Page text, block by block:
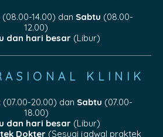
(08.00-14.00) dan Sabtu (08.00-
12.00)
dan hari besar(Libur)
KLINIK
(07.00-20.00) dan Sabtu (07.00-
18.00)
dan hari besar(Libur)
Dokter(Sesuai jadwal praktek